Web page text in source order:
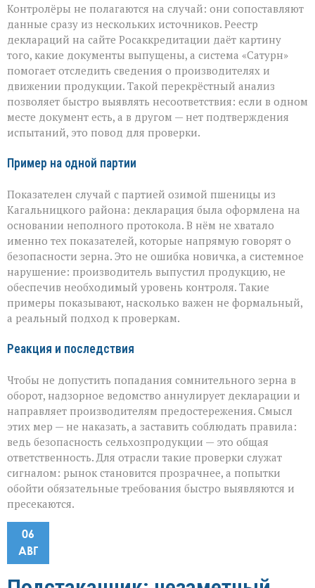
Контролёры не полагаются на случай: они сопоставляют
данные сразу из нескольких источников. Реестр
деклараций на сайте Росаккредитации даёт картину
того, какие документы выпущены, а система «Сатурн»
помогает отследить сведения о производителях и
движении продукции. Такой перекрёстный анализ
позволяет быстро выявлять несоответствия: если в одном
месте документ есть, а в другом — нет подтверждения
испытаний, это повод для проверки.
Пример на одной партии
Показателен случай с партией озимой пшеницы из
Кагальницкого района: декларация была оформлена на
основании неполного протокола. В нём не хватало
именно тех показателей, которые напрямую говорят о
безопасности зерна. Это не ошибка новичка, а системное
нарушение: производитель выпустил продукцию, не
обеспечив необходимый уровень контроля. Такие
примеры показывают, насколько важен не формальный,
а реальный подход к проверкам.
Реакция и последствия
Чтобы не допустить попадания сомнительного зерна в
оборот, надзорное ведомство аннулирует декларации и
направляет производителям предостережения. Смысл
этих мер — не наказать, а заставить соблюдать правила:
ведь безопасность сельхозпродукции — это общая
ответственность. Для отрасли такие проверки служат
сигналом: рынок становится прозрачнее, а попытки
обойти обязательные требования быстро выявляются и
пресекаются.
06
АВГ